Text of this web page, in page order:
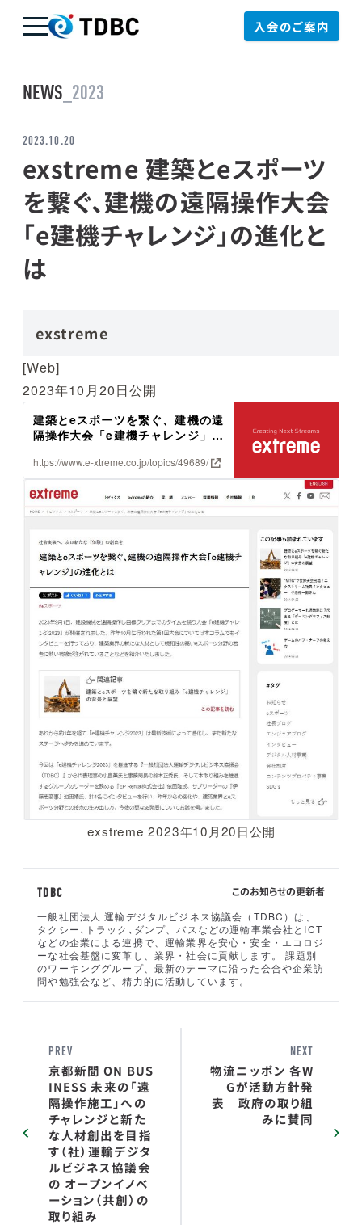
TDBC 入会のご案内
NEWS _2023
2023.10.20
exstreme 建築とeスポーツ
を繋ぐ、建機の遠隔操作大会
「e建機チャレンジ」の進化と
は
exstreme
[Web]
2023年10月20日公開
建築とeスポーツを繋ぐ、建機の遠
隔操作大会「e建機チャレンジ」の
ム
https://www.e-xtreme.co.jp/topics/49689/
exstreme 2023年10月20日公開
このお知らせの更新者
TDBC
一般社団法人 運輸デジタルビジネス協議会（TDBC）は、
タクシー､トラック､ダンプ、バスなどの運輸事業会社とICT
などの企業による連携で、運輸業界を安心・安全・エコロジ
ーな社会基盤に変革し、業界・社会に貢献します。 課題別
のワーキンググループ、最新のテーマに沿った会合や企業訪
問や勉強会など、精力的に活動しています。
PREV
京都新聞 ON BUS
INESS 未来の「遠
隔操作施工」への
チャレンジと新た
な人材創出を目指
す（社）運輸デジタ
ルビジネス協議会
の オープンイノベ
ーション（共創）の
取り組み
NEXT
物流ニッポン 各W
Gが活動方針発
表 政府の取り組
みに賛同